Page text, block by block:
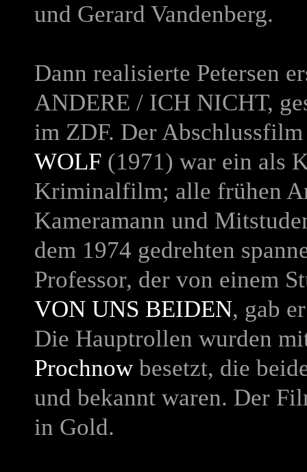
und Gerard Vandenberg.
Dann realisierte Petersen
ANDERE / ICH NICHT,
im ZDF. Der
WOLF (1971) war ein als
Kriminalfilm; alle frühen
Kameramann und
dem 1974 gedrehten
Professor, der von einem
VON UNS BEIDEN, gab
Die Hauptrollen wurden
Prochnowbesetzt, die
und bekannt waren. Der
in Gold.